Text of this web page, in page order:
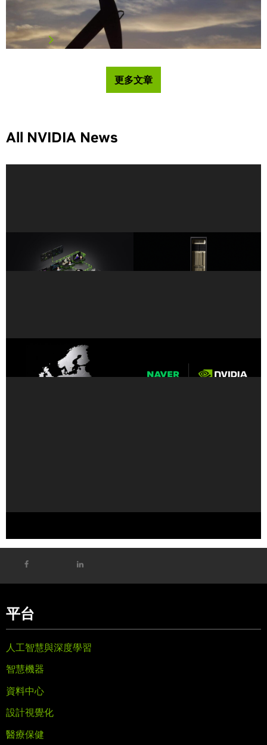
我們先談談一項節省空間的裝置。 GPUs 將相當於半座足球
閱讀文章
更多文章
All NVIDIA News
學探索的工具 BioNeMo
Agent Toolkit
NVIDIA Vera Rubin 為科學研
究提供世界級超級電腦
歐洲推出創紀錄的 35 台全新
NVIDIA AI 超級電腦
AI 基礎設施
平台
人工智慧與深度學習
智慧機器
資料中心
設計視覺化
醫療保健